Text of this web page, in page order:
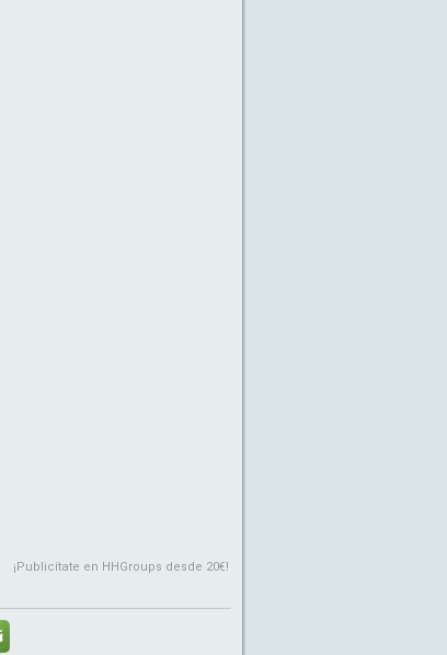
¡Publicítate en HHGroups desde 20€!